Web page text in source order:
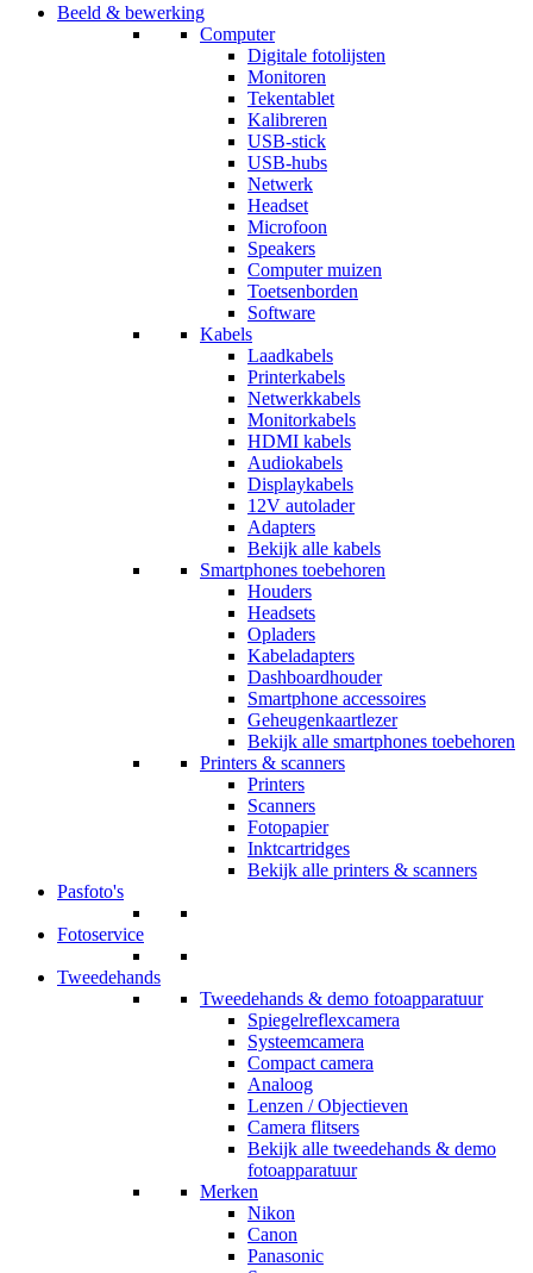
Beeld & bewerking
Computer
Digitale fotolijsten
Monitoren
Tekentablet
Kalibreren
USB-stick
USB-hubs
Netwerk
Headset
Microfoon
Speakers
Computer muizen
Toetsenborden
Software
Kabels
Laadkabels
Printerkabels
Netwerkkabels
Monitorkabels
HDMI kabels
Audiokabels
Displaykabels
12V autolader
Adapters
Bekijk alle kabels
Smartphones toebehoren
Houders
Headsets
Opladers
Kabeladapters
Dashboardhouder
Smartphone accessoires
Geheugenkaartlezer
Bekijk alle smartphones toebehoren
Printers & scanners
Printers
Scanners
Fotopapier
Inktcartridges
Bekijk alle printers & scanners
Pasfoto's
Fotoservice
Tweedehands
Tweedehands & demo fotoapparatuur
Spiegelreflexcamera
Systeemcamera
Compact camera
Analoog
Lenzen / Objectieven
Camera flitsers
Bekijk alle tweedehands & demo
fotoapparatuur
Merken
Nikon
Canon
Panasonic